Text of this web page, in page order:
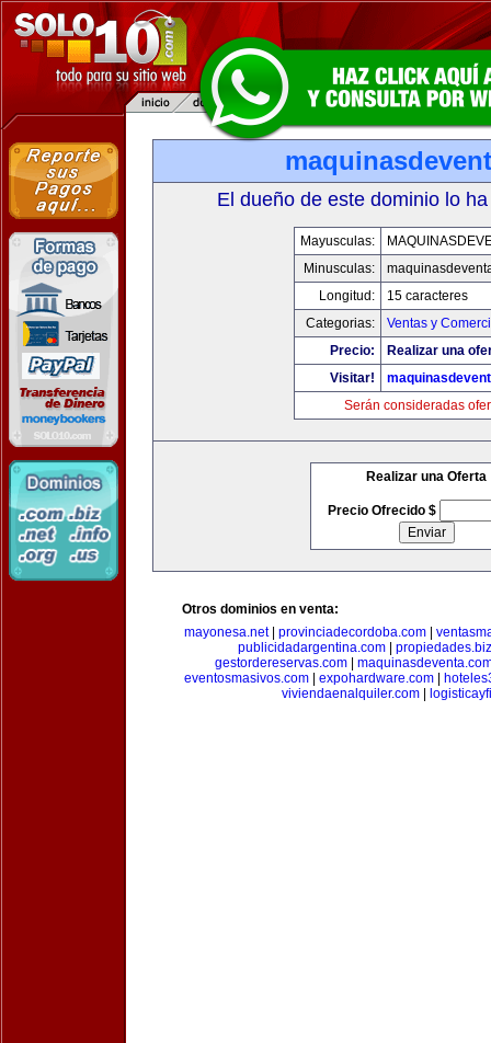
El dueño de este dominio lo
Mayusculas:
Minusculas:
Longitud:
15 caracteres
Categorias:
Ventas y
Precio:
Realizar una
Visitar!
Serán consideradas
Realizar una Oferta
Precio Ofrecido $
Otros dominios en venta:
mayonesa.net| provinciadecordoba.com
publicidadargentina.com| propiedades.biz
gestordereservas.com|
eventosmasivos.com
expohardware.com
viviendaenalquiler.com